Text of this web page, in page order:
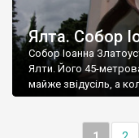
Ялта. Собор
Собор Іоанна
Ялти. Його 45-метрова
майже звідусіль, а